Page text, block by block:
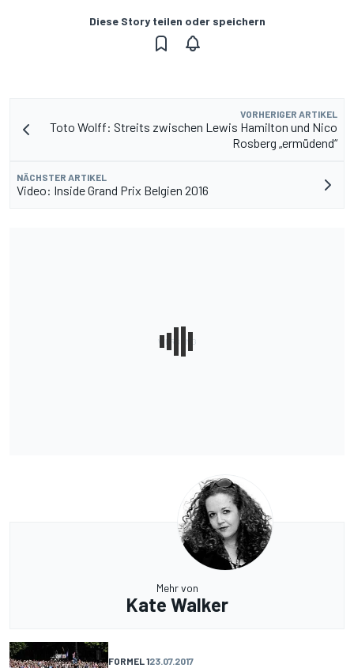
Diese Story teilen oder speichern
VORHERIGER ARTIKEL
Toto Wolff: Streits zwischen Lewis Hamilton und Nico
Rosberg „ermüdend“
NÄCHSTER ARTIKEL
Video: Inside Grand Prix Belgien 2016
Mehr von
Kate Walker
FORMEL 123.07.2017